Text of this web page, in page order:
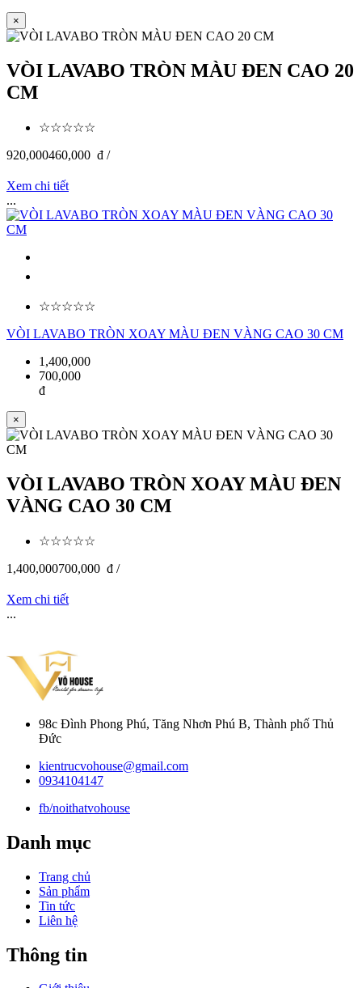
×
VÒI LAVABO TRÒN MÀU ĐEN CAO 20
CM
☆☆☆☆☆
920,000460,000 đ /
Xem chi tiết
...
☆☆☆☆☆
VÒI LAVABO TRÒN XOAY MÀU ĐEN VÀNG CAO 30 CM
1,400,000
700,000
đ
×
VÒI LAVABO TRÒN XOAY MÀU ĐEN
VÀNG CAO 30 CM
☆☆☆☆☆
1,400,000700,000 đ /
Xem chi tiết
...
98c Đình Phong Phú, Tăng Nhơn Phú B, Thành phố Thủ
Đức
kientrucvohouse@gmail.com
0934104147
fb/noithatvohouse
Danh mục
Trang chủ
Sản phẩm
Tin tức
Liên hệ
Thông tin